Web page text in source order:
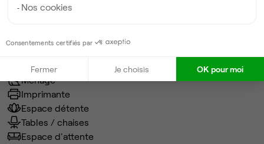
Services
Climatisation
Ménage
Imprimante
Espace détente
Tables / chaises
Espace d'attente
Nos cookies
Consentements certifiés par
Fermer Je choisis OK pour moi